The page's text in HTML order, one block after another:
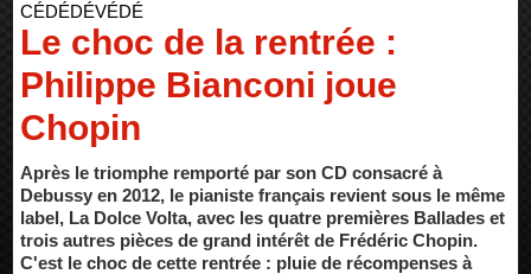
CÉDÉDÉVÉDÉ
Le choc de la rentrée :
Philippe Bianconi joue
Chopin
Après le triomphe remporté par son CD consacré à
Debussy en 2012, le pianiste français revient sous le même
label, La Dolce Volta, avec les quatre premières Ballades et
trois autres pièces de grand intérêt de Frédéric Chopin.
C'est le choc de cette rentrée : pluie de récompenses à